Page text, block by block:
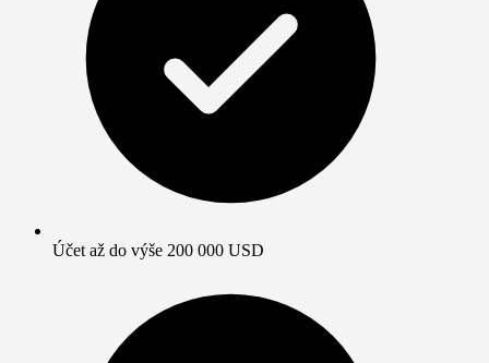
Účet až do výše 200 000 USD